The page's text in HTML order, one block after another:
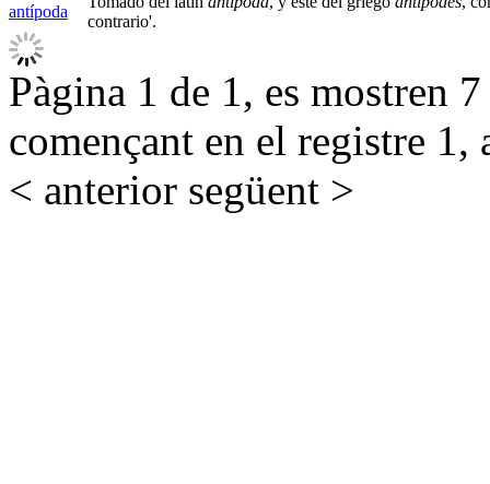
antípoda
contrario'.
Pàgina 1 de 1, es mostren
començant en el registre 1,
< anterior següent >